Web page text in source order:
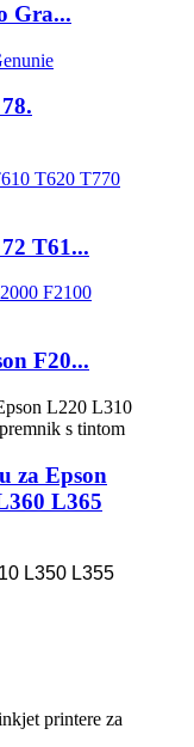
Gra...
T61...
F20...
za Epson
L365
L350 L355